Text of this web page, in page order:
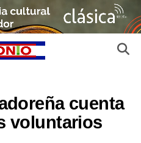
cuenta
voluntarios